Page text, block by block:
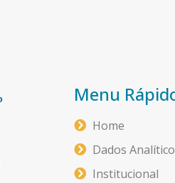
Menu
Home
Dados
Institucional